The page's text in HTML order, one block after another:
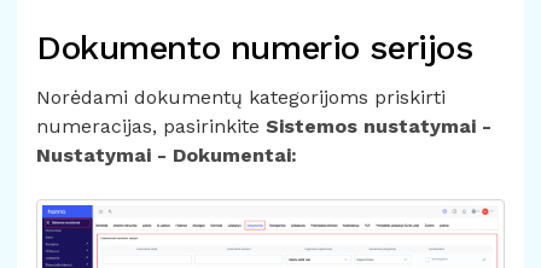
Dokumento numerio serijos
Norėdami dokumentų kategorijoms priskirti
numeracijas, pasirinkite Sistemos nustatymai -
Nustatymai - Dokumentai: